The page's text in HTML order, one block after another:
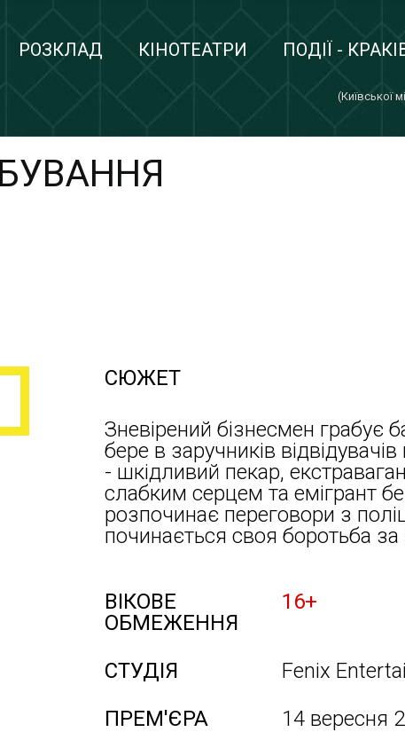
РОЗКЛАД КІНОТЕАТРИ ПОДІЇ -
(Київської
СЮЖЕТ
Зневірений бізнесмен грабує
бере в заручників
- шкідливий пекар,
слабким серцем та емігрант
розпочинає переговори з
починається своя боротьба
ВІКОВЕ
ОБМЕЖЕННЯ
16+
СТУДІЯ
Fenix
ПРЕМ'ЄРА
14 вересня